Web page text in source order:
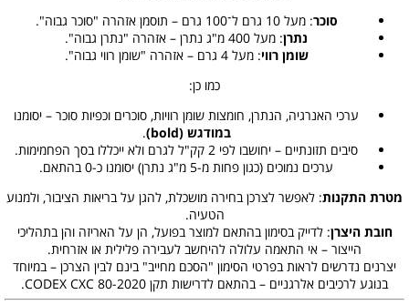
סוכר: מעל 10 גרם ל־100 גרם – תוסמן אזהרה "סוכר גבוה".
נתרן: מעל 400 מ"ג נתרן – אזהרה "נתרן גבוה".
שומן רווי: מעל 4 גרם – אזהרה "שומן רווי גבוה".
כמו כן:
ערכי האנרגיה, הנתרן, חומצות שומן רוויות, סוכרים וכפיות סוכר – יסומנו
במודגש (bold)
.
סיבים תזונתיים – יחושבו לפי 2 קק"ל לגרם ולא ייכללו בסך הפחמימות.
ערכים נמוכים (כגון פחות מ-5 מ"ג נתרן) יסומנו כ-0 בהתאם.
מטרת התקנות: לאפשר לצרכן בחירה מושכלת, להגן על בריאות הציבור, ולמנוע
הטעיה.
חובת היצרן: לדייק בסימון בהתאם למוצר בפועל, הן על האריזה והן בתהליכי
הייצור – אי התאמה עלולה להיחשב לעבירה פלילית או אזרחית.
יצרנים נדרשים לראות בפרטי הסימון "הסכם מחייב" בינם לבין הצרכן – במיוחד
בנוגע לרכיבים אלרגניים – בהתאם לדרישות תקן CODEX CXC 80-2020.